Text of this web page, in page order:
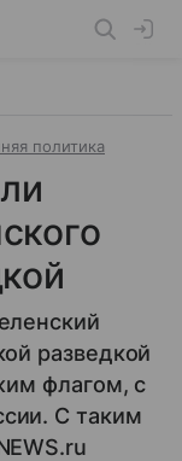
политика
разведкой
флагом, с
С таким